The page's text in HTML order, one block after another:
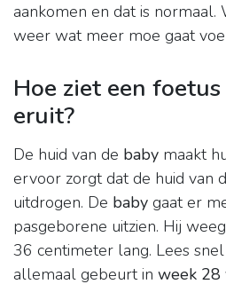
aankomen en dat is
weer wat meer moe gaat
Hoe ziet een
eruit?
De huid van de baby maakt
ervoor zorgt dat de huid van
uitdrogen. De baby gaat er
pasgeborene uitzien. Hij
36 centimeter lang. Lees
allemaal gebeurt in week 28